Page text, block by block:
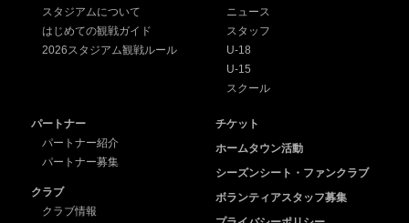
スタジアムについて
はじめての観戦ガイド
2026スタジアム観戦ルール
ニュース
スタッフ
U-18
U-15
スクール
パートナー
パートナー紹介
パートナー募集
クラブ
クラブ情報
チケット
ホームタウン活動
シーズンシート・ファンクラブ
ボランティアスタッフ募集